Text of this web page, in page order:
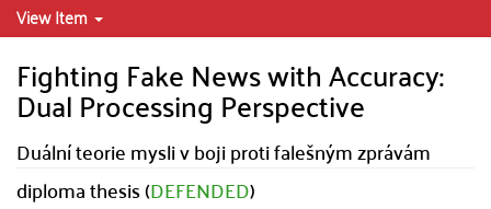
View Item
Fighting Fake News with Accuracy:
Dual Processing Perspective
Duální teorie mysli v boji proti falešným zprávám
diploma thesis (DEFENDED)